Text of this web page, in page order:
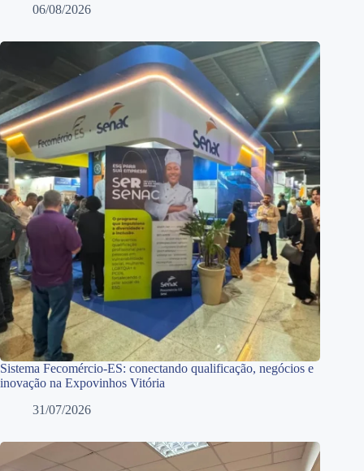
06/08/2026
Sistema Fecomércio-ES: conectando qualificação, negócios e
inovação na Expovinhos Vitória
31/07/2026